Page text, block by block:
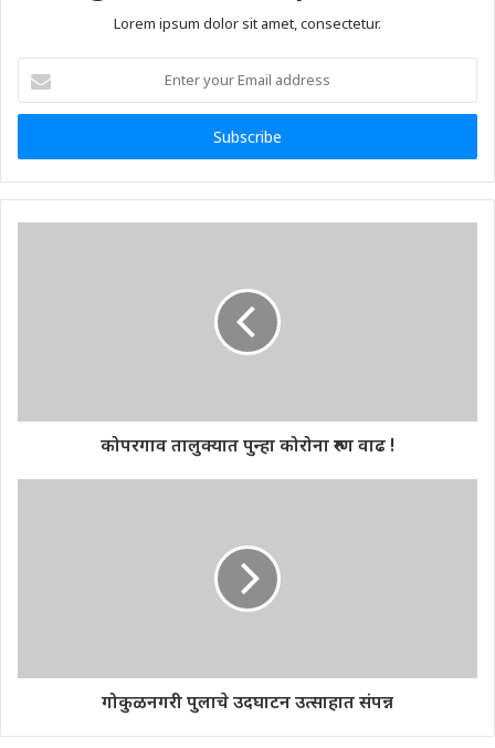
Lorem ipsum dolor sit amet, consectetur.
your
Email
कोपरगाव तालुक्यात पुन्हा कोरोना रुग्ण वाढ !
गोकुळनगरी पुलाचे उदघाटन उत्साहात संपन्न